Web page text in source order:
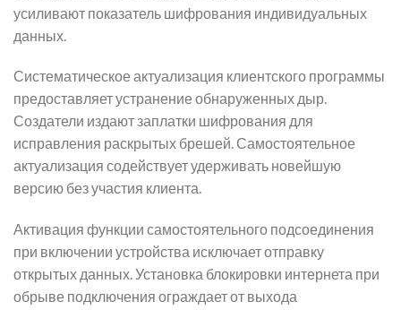
усиливают показатель шифрования индивидуальных
данных.
Систематическое актуализация клиентского программы
предоставляет устранение обнаруженных дыр.
Создатели издают заплатки шифрования для
исправления раскрытых брешей. Самостоятельное
актуализация содействует удерживать новейшую
версию без участия клиента.
Активация функции самостоятельного подсоединения
при включении устройства исключает отправку
открытых данных. Установка блокировки интернета при
обрыве подключения ограждает от выхода